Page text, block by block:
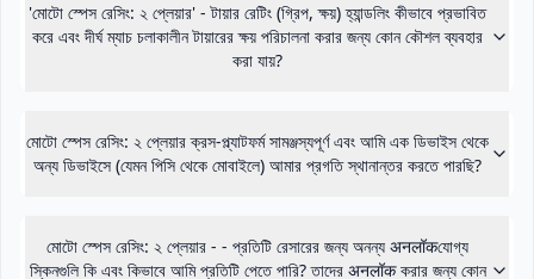
'মোটো স্পেস রেসিং: ২ প্লেয়ার' - টায়ার রেটিং (গ্রিপ, ক্ষয়) হ্যান্ডলিং কীভাবে প্রভাবিত
করে এবং দীর্ঘ ম্যাচ চলাকালীন টায়ারের ক্ষয় পরিচালনা করার জন্য কোন কৌশল ব্যবহার
করা যায়?
মোটো স্পেস রেসিং: ২ প্লেয়ার ক্রস-প্ল্যাটফর্ম সামঞ্জস্যপূর্ণ এবং আমি এক ডিভাইস থেকে
অন্য ডিভাইসে (যেমন পিসি থেকে মোবাইলে) আমার প্রগতি স্থানান্তর করতে পারছি?
মোটো স্পেস রেসিং: ২ প্লেয়ার - - প্রতিটি রেসারের জন্য অনন্য अनलॉकযোগ্য
স্কিনগুলি কি এবং কিভাবে আমি প্রতিটি পেতে পারি? তাদের अनलॉक করার জন্য কোন